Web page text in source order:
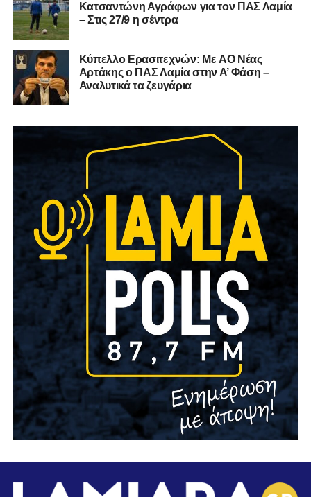
Κατσαντώνη Αγράφων για τον ΠΑΣ Λαμία
– Στις 27/9 η σέντρα
Kύπελλο Ερασιτεχνών: Με AO Nέας
Αρτάκης ο ΠΑΣ Λαμία στην Α’ Φάση –
Αναλυτικά τα ζευγάρια